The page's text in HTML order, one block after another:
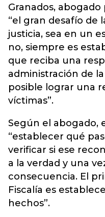
Granados,
“el gran desafío de
justicia, sea en un
no, siempre es
que reciba una
administración de
posible lograr una
víctimas”.
Según el abogado,
“establecer qué
verificar si ese
a la verdad y una
consecuencia. El
Fiscalía es
hechos”.